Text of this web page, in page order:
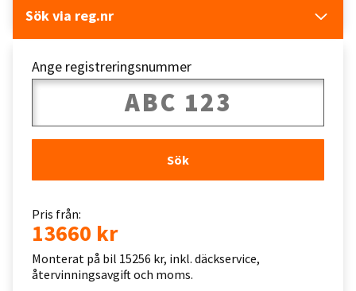
Sök via reg.nr
Ange registreringsnummer
Sök
Pris från:
13660 kr
Monterat på bil 15256 kr, inkl. däckservice,
återvinningsavgift och moms.